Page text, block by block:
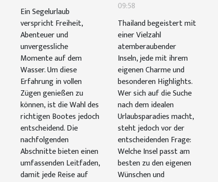
für Ihren
nächsten
Segelurlaub?
Ein Segelurlaub
verspricht Freiheit,
Abenteuer und
unvergessliche
Momente auf dem
Wasser. Um diese
Erfahrung in vollen
Zügen genießen zu
können, ist die Wahl des
richtigen Bootes jedoch
entscheidend. Die
nachfolgenden
Abschnitte bieten einen
umfassenden Leitfaden,
damit jede Reise auf
für deinen
Urlaub wählt
09:58
Thailand begeistert mit
einer Vielzahl
atemberaubender
Inseln, jede mit ihrem
eigenen Charme und
besonderen Highlights.
Wer sich auf die Suche
nach dem idealen
Urlaubsparadies macht,
steht jedoch vor der
entscheidenden Frage:
Welche Insel passt am
besten zu den eigenen
Wünschen und